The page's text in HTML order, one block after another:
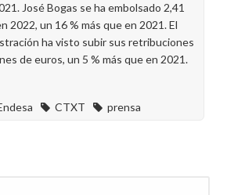
José Bogas se ha embolsado 2,41
2022, un 16 % más que en 2021. El
ha visto subir sus retribuciones
de euros, un 5 % más que en 2021.
CTXT prensa